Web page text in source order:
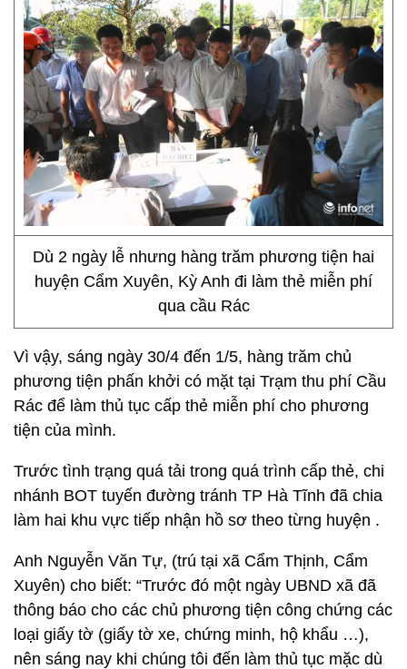
Dù 2 ngày lễ nhưng hàng trăm phương tiện hai
huyện Cẩm Xuyên, Kỳ Anh đi làm thẻ miễn phí
qua cầu Rác
Vì vậy, sáng ngày 30/4 đến 1/5, hàng trăm chủ
phương tiện phấn khởi có mặt tại Trạm thu phí Cầu
Rác để làm thủ tục cấp thẻ miễn phí cho phương
tiện của mình.
Trước tình trạng quá tải trong quá trình cấp thẻ, chi
nhánh BOT tuyến đường tránh TP Hà Tĩnh đã chia
làm hai khu vực tiếp nhận hồ sơ theo từng huyện .
Anh Nguyễn Văn Tự, (trú tại xã Cẩm Thịnh, Cẩm
Xuyên) cho biết: “Trước đó một ngày UBND xã đã
thông báo cho các chủ phương tiện công chứng các
loại giấy tờ (giấy tờ xe, chứng minh, hộ khẩu …),
nên sáng nay khi chúng tôi đến làm thủ tục mặc dù